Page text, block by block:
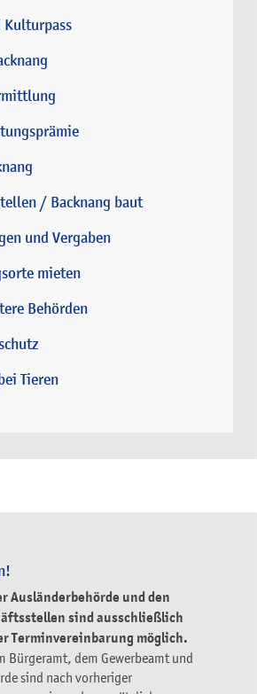
Kulturpass
/ Backnang baut
und Vergaben
mieten
Behörden
Tieren
Ausländerbehörde und den
sind ausschließlich
Terminvereinbarung möglich.
Bürgeramt, dem Gewerbeamt und
sind nach vorheriger